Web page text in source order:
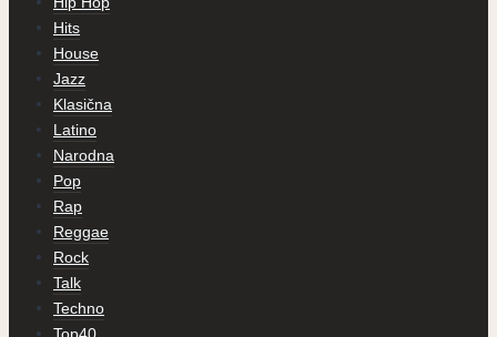
Hits
House
Jazz
Klasična
Latino
Narodna
Pop
Rap
Reggae
Rock
Talk
Techno
Top40